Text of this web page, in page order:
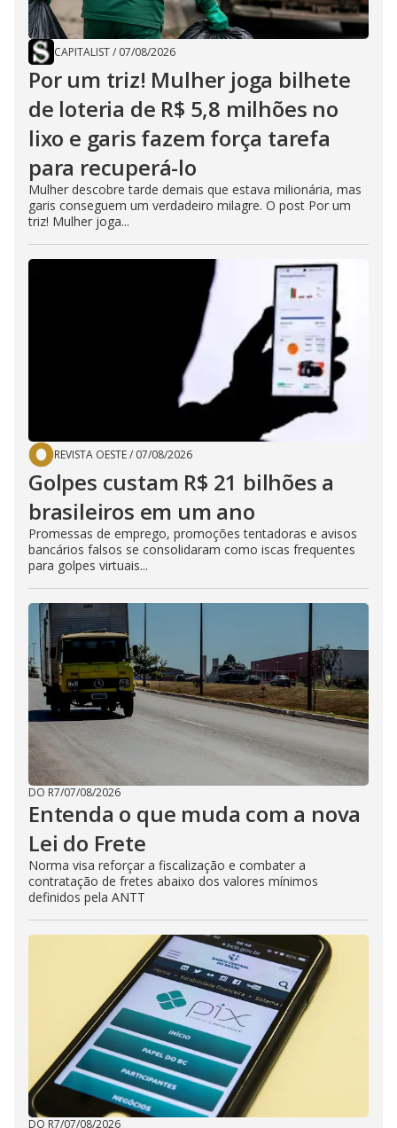
CAPITALIST/ 07/08/2026
Por um triz! Mulher joga bilhete
de loteria de R$ 5,8 milhões no
lixo e garis fazem força tarefa
para recuperá-lo
Mulher descobre tarde demais que estava milionária, mas
garis conseguem um verdadeiro milagre. O post Por um
triz! Mulher joga...
REVISTA OESTE/ 07/08/2026
Golpes custam R$ 21 bilhões a
brasileiros em um ano
Promessas de emprego, promoções tentadoras e avisos
bancários falsos se consolidaram como iscas frequentes
para golpes virtuais...
DO R7/07/08/2026
Entenda o que muda com a nova
Lei do Frete
Norma visa reforçar a fiscalização e combater a
contratação de fretes abaixo dos valores mínimos
definidos pela ANTT
DO R7/07/08/2026